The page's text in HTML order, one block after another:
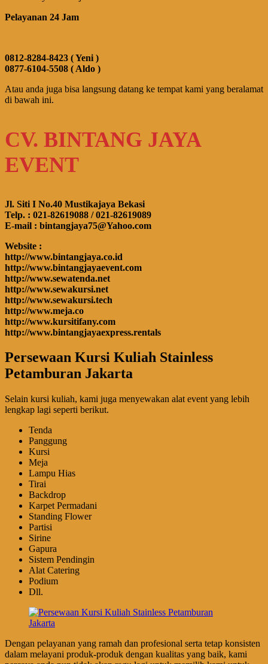
Pelayanan 24 Jam
0812-8284-8423 ( Yeni )
0877-6104-5508 ( Aldo )
Atau anda juga bisa langsung datang ke tempat kami yang beralamat
di bawah ini.
CV. BINTANG JAYA
EVENT
Jl. Siti I No.40 Mustikajaya Bekasi
Telp. : 021-82619088 / 021-82619089
E-mail : bintangjaya75@Yahoo.com
Website :
http://www.bintangjaya.co.id
http://www.bintangjayaevent.com
http://www.sewatenda.net
http://www.sewakursi.net
http://www.sewakursi.tech
http://www.meja.co
http://www.kursitifany.com
http://www.bintangjayaexpress.rentals
Persewaan Kursi Kuliah Stainless
Petamburan Jakarta
Selain kursi kuliah, kami juga menyewakan alat event yang lebih
lengkap lagi seperti berikut.
Tenda
Panggung
Kursi
Meja
Lampu Hias
Tirai
Backdrop
Karpet Permadani
Standing Flower
Partisi
Sirine
Gapura
Sistem Pendingin
Alat Catering
Podium
Dll.
Dengan pelayanan yang ramah dan profesional serta tetap konsisten
dalam melayani produk-produk dengan kualitas yang baik, kami